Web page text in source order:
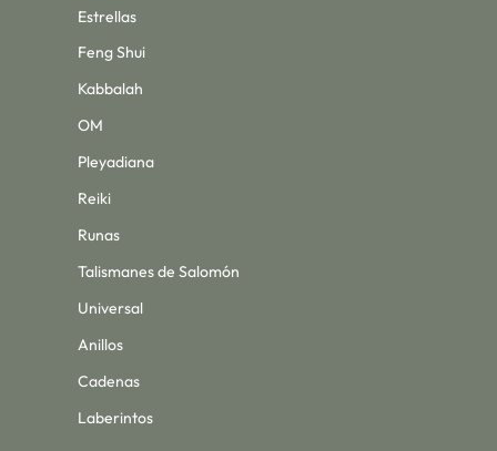
Estrellas
Feng Shui
Kabbalah
OM
Pleyadiana
Reiki
Runas
Talismanes de Salomón
Universal
Anillos
Cadenas
Laberintos